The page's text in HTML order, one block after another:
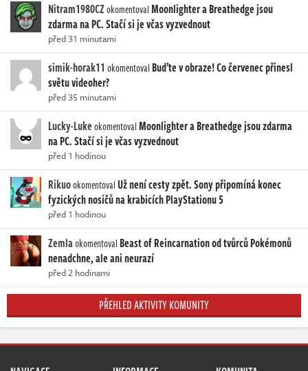
Nitram1980CZokomentovalMoonlighter a Breathedge jsou
zdarma na PC. Stačí si je včas vyzvednout
před 31 minutami
simik-horak11 okomentoval Buďte v obraze! Co červenec přinesl
světu videoher?
před 35 minutami
Lucky-LukeokomentovalMoonlighter a Breathedge jsou zdarma
na PC. Stačí si je včas vyzvednout
před 1 hodinou
RikuookomentovalUž není cesty zpět. Sony připomíná konec
fyzických nosičů na krabicích PlayStationu 5
před 1 hodinou
Zemlaokomentoval Beast of Reincarnation od tvůrců Pokémonů
nenadchne, ale ani neurazí
před 2 hodinami
PŘEHLED AKTIVITY KOMUNITY